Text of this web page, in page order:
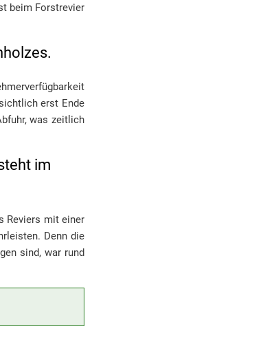
beim Forstrevier
erst Ende
was zeitlich
im
Reviers mit einer
Denn die
sind, war rund